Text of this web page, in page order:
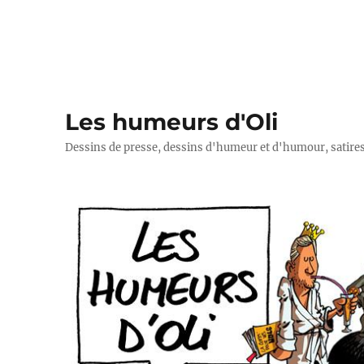
Les humeurs d'Oli
Dessins de presse, dessins d'humeur et d'humour,